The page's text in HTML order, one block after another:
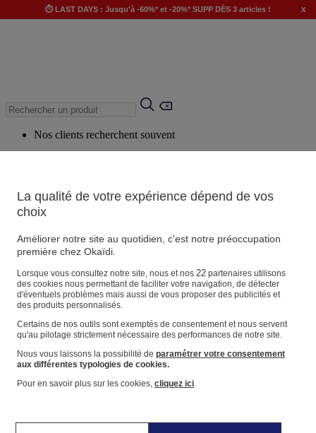
⏱️ LAST DAYS : Jusqu'à -60%* et -20%* SUPP DÈS 3 articles ! x
Nos clients recherchent souvent
Produits suggérés
Voir tous les produits
Magasin
Vos informations personnelles
Suivre une commande
Panier
Favoris
La qualité de votre expérience dépend de vos
choix
Améliorer notre site au quotidien, c'est notre préoccupation
première chez Okaïdi.
Lorsque vous consultez notre site, nous et nos 22partenaires utilisons
des cookies nous permettant de faciliter votre navigation, de détecter
d'éventuels problèmes mais aussi de vous proposer des publicités et
des produits personnalisés.
Certains de nos outils sont exemptés de consentement et nous servent
qu'au pilotage strictement nécessaire des performances de notre site.
Nous vous laissons la possibilité de paramétrer votre consentement
aux différentes typologies de cookies.
Pour en savoir plus sur les cookies, cliquez ici.